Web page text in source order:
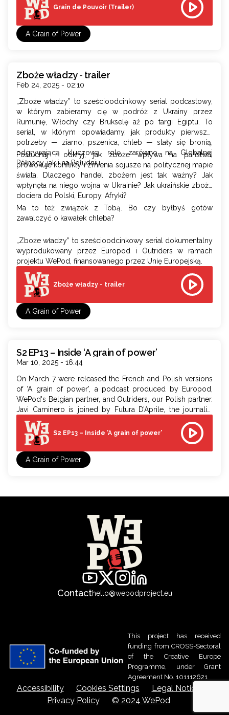
Grain de Pouvoir (Trailer)
A Grain of Power
Zboże władzy - trailer
Feb 24, 2025 - 02:10
„Zboże władzy” to sześcioodcinkowy serial podcastowy,
w którym zabieramy cię w podróż z Ukrainy przez
Rumunię, Włochy czy Brukselę aż po targi Egiptu. To
serial, w którym opowiadamy, jak produkty pierwszej
potrzeby — ziarno, pszenica, chleb — stały się bronią,
odgrywającą kluczową rolę zarówno na Globalnej
Północy, jak i na Południu.
Posłuchaj i odkryj, jak zboże wpływa na państwa,
prowokuje konflikty i zmienia sojusze na politycznej mapie
świata. Dlaczego handel zbożem jest tak ważny? Jak
wpłynęła na niego wojna w Ukrainie? Jak ukraińskie zboże
dociera do Polski, Europy, Afryki?
Ma to też związek z Tobą. Bo czy byłbyś gotów
zawalczyć o kawałek chleba?
„Zboże władzy” to sześcioodcinkowy serial dokumentalny
wyprodukowany przez Europod i Outriders w ramach
projektu WePod, finansowanego przez Unię Europejską.
Zboże władzy - trailer
A Grain of Power
S2 EP13 – Inside ‘A grain of power’
Mar 10, 2025 - 16:44
On March 7 were released the French and Polish versions
of ‘A grain of power’, a podcast produced by Europod,
WePod's Belgian partner, and Outriders, our Polish partner.
Javi Caminero is joined by Futura D’Aprile, the journalist
from Europod who has led this investigation about how
grain has been used as a weapon by Russia in the war in
Ukraine.
S2 EP13 – Inside ‘A grain of power’
A Grain of Power
Contacthello@wepodproject.eu
This project has received
funding from CROSS-Sectoral
of the Creative Europe
Programme, under Grant
Agreement No. 101112621
Accessibility Cookies Settings
Legal Notice
Privacy Policy
© 2024 WePod